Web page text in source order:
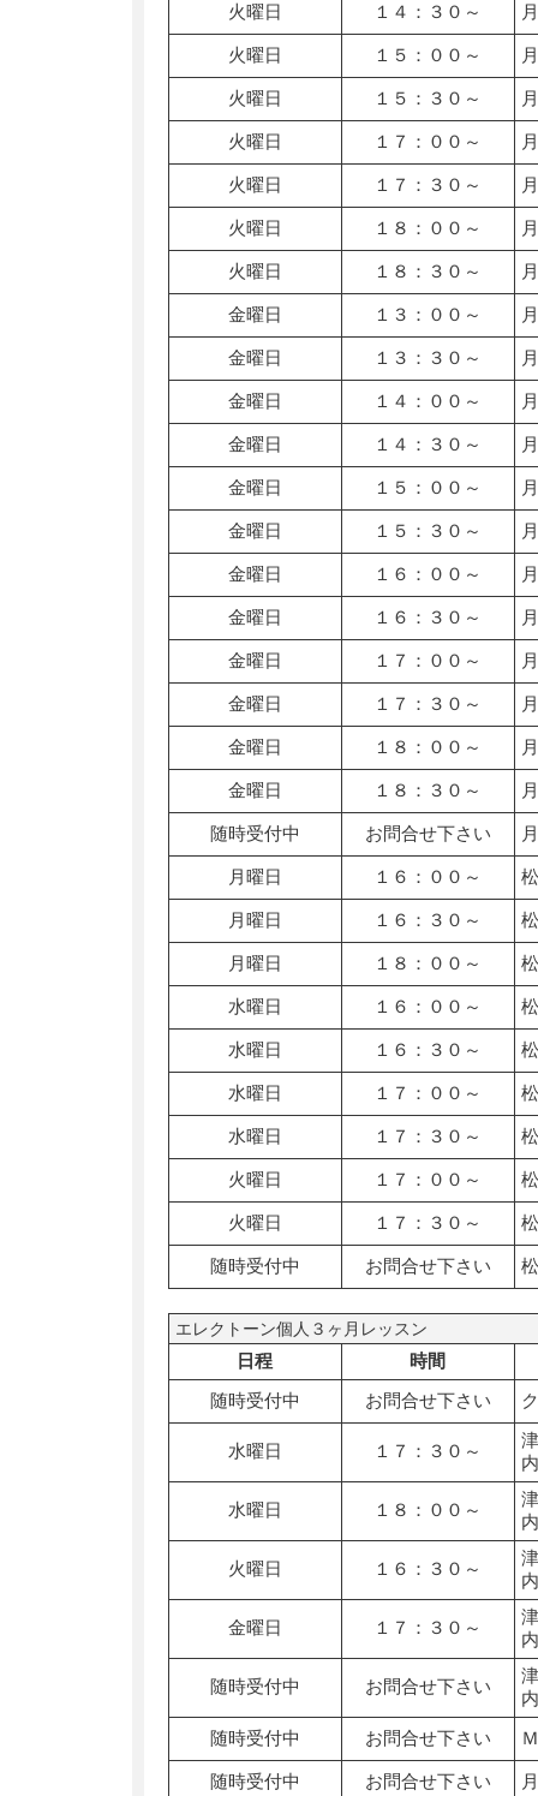
火曜日 １４：３０～
火曜日 １５：００～
火曜日 １５：３０～
火曜日 １７：００～
火曜日 １７：３０～
火曜日 １８：００～
火曜日 １８：３０～
金曜日 １３：００～
金曜日 １３：３０～
金曜日 １４：００～
金曜日 １４：３０～
金曜日 １５：００～
金曜日 １５：３０～
金曜日 １６：００～
金曜日 １６：３０～
金曜日 １７：００～
金曜日 １７：３０～
金曜日 １８：００～
金曜日 １８：３０～
随時受付中 お問合せ下さい
月曜日 １６：００～
月曜日 １６：３０～
月曜日 １８：００～
水曜日 １６：００～
水曜日 １６：３０～
水曜日 １７：００～
水曜日 １７：３０～
火曜日 １７：００～
火曜日 １７：３０～
随時受付中 お問合せ下さい
エレクトーン個人３ヶ月レッスン
日程
時間
随時受付中
お問合せ下さい
水曜日 １７：３０～
水曜日 １８：００～
火曜日 １６：３０～
金曜日 １７：３０～
随時受付中 お問合せ下さい
随時受付中
お問合せ下さい
随時受付中 お問合せ下さい